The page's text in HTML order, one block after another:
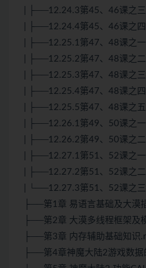
| ├──12.24.3第45、46课之
| ├──12.24.4第45、46课之
| ├──12.25.1第47、48课之
| ├──12.25.2第47、48课之
| ├──12.25.3第47、48课之
| ├──12.25.4第47、48课之
| ├──12.25.5第47、48课之
| ├──12.26.1第49、50课之
| ├──12.26.2第49、50课之
| ├──12.27.1第51、52课之
| ├──12.27.2第51、52课之
| └──12.27.3第51、52课之
├──第1章 易语言基础及大漠
├──第2章 大漠多线程框架及
├──第3章 内存辅助基础知识
├──第4章神魔大陆2游戏数据